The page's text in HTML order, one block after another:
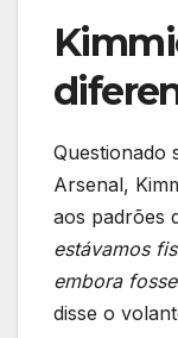
Questionado
Arsenal,
aos padrões
estávamos
embora
disse o